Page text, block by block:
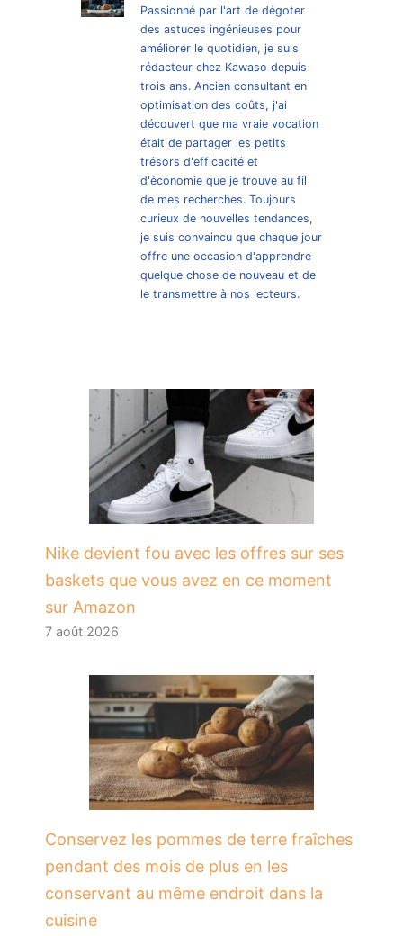
Passionné par l'art de dégoter
des astuces ingénieuses pour
améliorer le quotidien, je suis
rédacteur chez Kawaso depuis
trois ans. Ancien consultant en
optimisation des coûts, j'ai
découvert que ma vraie vocation
était de partager les petits
trésors d'efficacité et
d'économie que je trouve au fil
de mes recherches. Toujours
curieux de nouvelles tendances,
je suis convaincu que chaque jour
offre une occasion d'apprendre
quelque chose de nouveau et de
le transmettre à nos lecteurs.
Nike devient fou avec les offres sur ses
baskets que vous avez en ce moment
sur Amazon
7 août 2026
Conservez les pommes de terre fraîches
pendant des mois de plus en les
conservant au même endroit dans la
cuisine